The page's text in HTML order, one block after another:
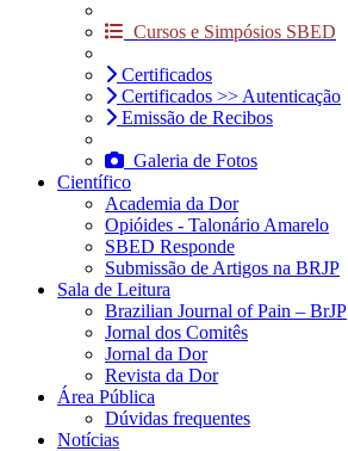
Cursos e Simpósios SBED
Certificados
Certificados >> Autenticação
Emissão de Recibos
Galeria de Fotos
Científico
Academia da Dor
Opióides - Talonário Amarelo
SBED Responde
Submissão de Artigos na BRJP
Sala de Leitura
Brazilian Journal of Pain – BrJP
Jornal dos Comitês
Jornal da Dor
Revista da Dor
Área Pública
Dúvidas frequentes
Notícias